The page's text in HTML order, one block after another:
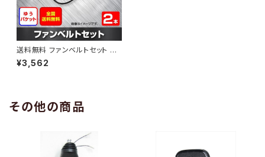
送料無料 ファンベルトセット 日
産 バネット 型式SK82TN H11.
06～H15.12 （国内トップメーカ
¥3,562
その他の商品